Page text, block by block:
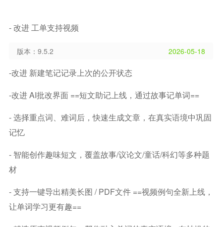
- 改进 工单支持视频
2026-05-18
版本：9.5.2
-改进 新建笔记记录上次的公开状态
-改进 AI批改界面 ==短文助记上线，通过故事记单词==
- 选择重点词、难词后，快速生成文章，在真实语境中巩固
记忆
- 智能创作趣味短文，覆盖故事/议论文/童话/科幻等多种题
材
- 支持一键导出精美长图 / PDF文件 ==视频例句全新上线，
让单词学习更有趣==